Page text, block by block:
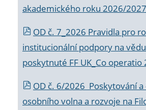
akademického roku 2026/2027
OD č. 7_2026 Pravidla pro
institucionální podpory na
poskytnuté FF UK_Co operatio
OD č. 6/2026 Poskytování
osobního volna a rozvoje na